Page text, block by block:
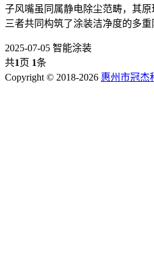
子风嘴虽同属静电除尘范畴，其原
三者共同构筑了涂装洁净度的多重
2025-07-05 智能涂装
共1页 1条
Copyright © 2018-2026 惠州市冠杰